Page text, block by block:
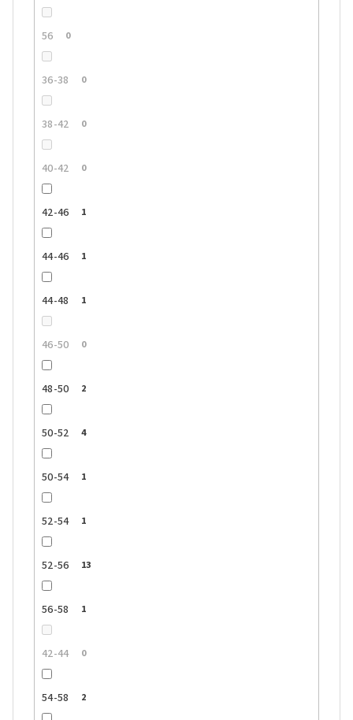
56 0
36-38 0
38-42 0
40-42 0
42-46 1
44-46 1
44-48 1
46-50 0
48-50 2
50-52 4
50-54 1
52-54 1
52-56 13
56-58 1
42-44 0
54-58 2